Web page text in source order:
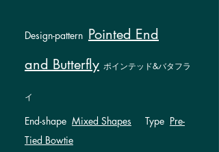
Design-pattern Pointed End
and Butterfly ポインテッド&バタフラ
イ
End-shape Mixed Shapes Type Pre-
Tied Bowtie